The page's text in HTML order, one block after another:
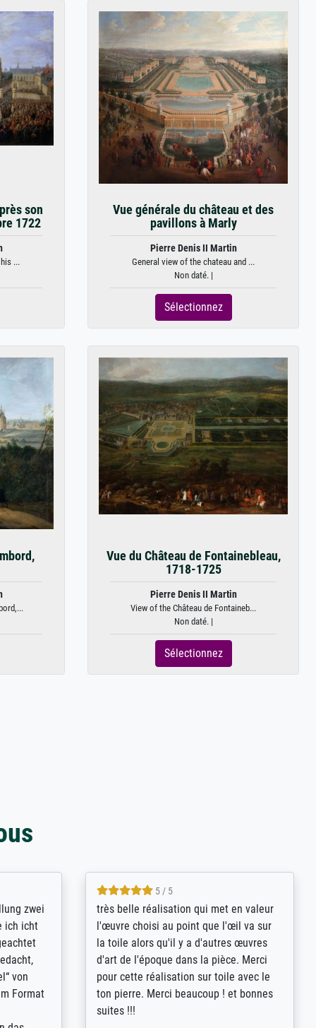
son
1722
...
Vue générale du château et des
pavillons à Marly
Pierre Denis II Martin
General view of the chateau and ...
Non daté. |
Sélectionnez
Vue du Château de Fontainebleau,
1718-1725
Pierre Denis II Martin
View of the Château de Fontaineb...
Non daté. |
Sélectionnez
to
the best
by the
and
5 / 5
eine große Auswahl an Bildern und
deren Reproduktionsmöglichkeiten;
wurde sehr gut durch die einzelnen
Bestellkriterien geführt, verständliche
Erklärungen, z.B. mit Bilddarstellungen,
werde auf jeden Fall meine guten
Erfahrungen weitergeben.